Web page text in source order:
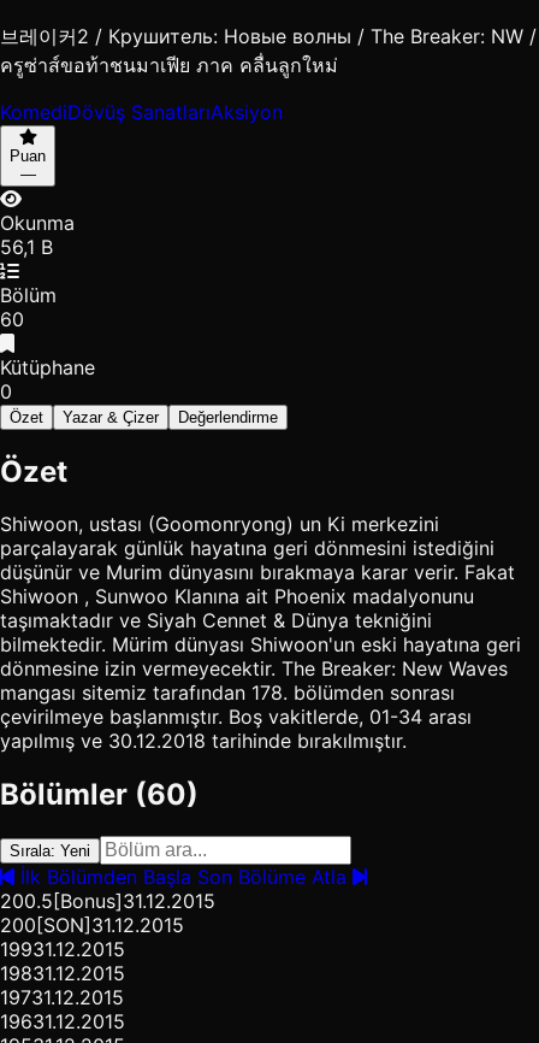
브레이커2 / Крушитель: Новые волны / The Breaker: NW /
ครูซ่าส์ขอท้าชนมาเฟีย ภาค คลื่นลูกใหม่
KomediDövüş SanatlarıAksiyon
Puan
—
Okunma
56,1 B
Bölüm
60
Kütüphane
0
Özet Yazar & Çizer Değerlendirme
Özet
Shiwoon, ustası (Goomonryong) un Ki merkezini
parçalayarak günlük hayatına geri dönmesini istediğini
düşünür ve Murim dünyasını bırakmaya karar verir. Fakat
Shiwoon , Sunwoo Klanına ait Phoenix madalyonunu
taşımaktadır ve Siyah Cennet & Dünya tekniğini
bilmektedir. Mürim dünyası Shiwoon'un eski hayatına geri
dönmesine izin vermeyecektir. The Breaker: New Waves
mangası sitemiz tarafından 178. bölümden sonrası
çevirilmeye başlanmıştır. Boş vakitlerde, 01-34 arası
yapılmış ve 30.12.2018 tarihinde bırakılmıştır.
Bölümler (60)
Sırala: Yeni
İlk Bölümden Başla Son Bölüme Atla
200.5 [Bonus]31.12.2015
200 [SON] 31.12.2015
19931.12.2015
19831.12.2015
19731.12.2015
19631.12.2015